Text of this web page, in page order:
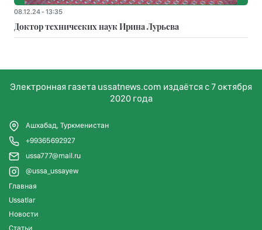
08.12.24 - 13:35
Доктор технических наук Ирина Лурьева
Электронная газета ussatnews.com издаётся с 7 октября
2020 года
Ашхабад, Туркменистан
+99365692927
ussa777@mail.ru
@ussa_ussayew
Главная
Ussatlar
Новости
Статьи